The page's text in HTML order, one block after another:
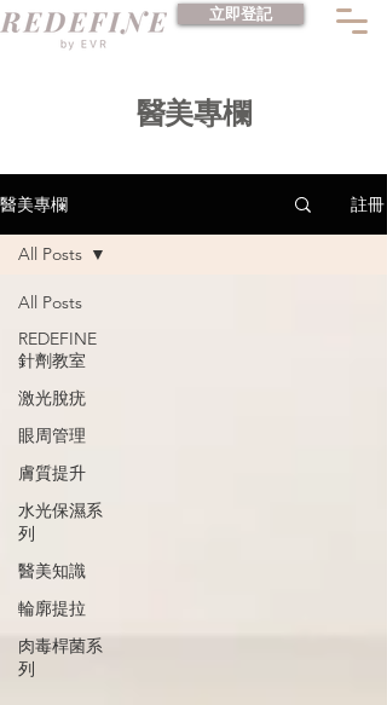
立即登記
​醫美專欄
醫美專欄 註冊
All Posts
REDEFINE
針劑教室
激光脫疣
眼周管理
膚質提升
水光保濕系
列
醫美知識
輪廓提拉
肉毒桿菌系
列
All Posts